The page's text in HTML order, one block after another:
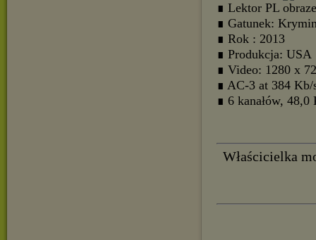
∎ Lektor PL
∎ Gatunek:
∎ Rok : 2013
∎ Produkcja: USA
∎ Video: 1280 x
∎ AC-3 at 384 Kb/
∎ 6 kanałów, 48,0
Właścicielka